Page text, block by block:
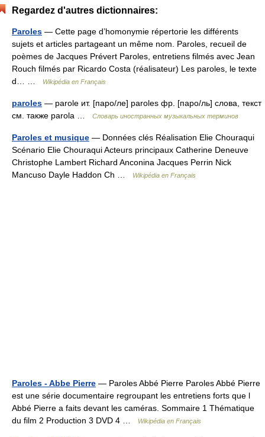
Regardez d'autres dictionnaires:
Paroles — Cette page d’homonymie répertorie les différents
sujets et articles partageant un même nom. Paroles, recueil de
poèmes de Jacques Prévert Paroles, entretiens filmés avec Jean
Rouch filmés par Ricardo Costa (réalisateur) Les paroles, le texte
d… …
Wikipédia en Français
paroles — parole ит. [паро/ле] paroles фр. [паро/ль] слова, текст
см. также parola …
Словарь иностранных музыкальных терминов
Paroles et musique — Données clés Réalisation Elie Chouraqui
Scénario Elie Chouraqui Acteurs principaux Catherine Deneuve
Christophe Lambert Richard Anconina Jacques Perrin Nick
Mancuso Dayle Haddon Ch …
Wikipédia en Français
Paroles - Abbe Pierre — Paroles Abbé Pierre Paroles Abbé Pierre
est une série documentaire regroupant les entretiens forts que l
Abbé Pierre a faits devant les caméras. Sommaire 1 Thématique
du film 2 Production 3 DVD 4 …
Wikipédia en Français